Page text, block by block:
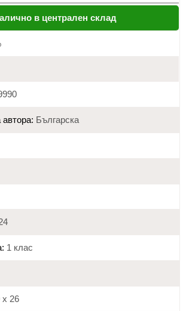
в централен склад
Българска
1 клас
х 26